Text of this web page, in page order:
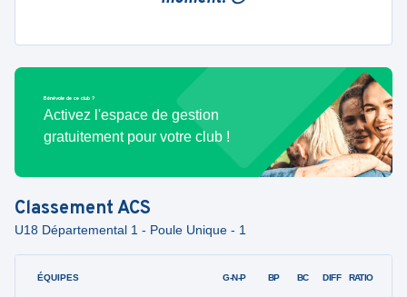
Bénévole de ce club ?
Activez l'espace de gestion
gratuitement pour votre club !
ClassementACS
U18 Départemental 1 - Poule Unique - 1
ÉQUIPES G-N-P BP BC DIFF RATIO